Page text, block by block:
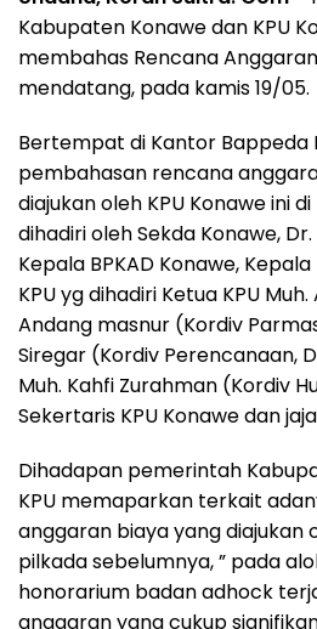
Kabupaten Konawe dan KPU
membahas Rencana
mendatang, pada kamis 19/05.
Bertempat di Kantor Bappeda
pembahasan rencana
diajukan oleh KPU Konawe ini
dihadiri oleh Sekda Konawe,
Kepala BPKAD Konawe,
KPU yg dihadiri Ketua KPU
Andang masnur (Kordiv
Siregar (Kordiv Perencanaan,
Muh. Kahfi Zurahman (Kordiv
Sekertaris KPU Konawe dan
Dihadapan pemerintah
KPU memaparkan terkait
anggaran biaya yang diajukan
pilkada sebelumnya, ” pada
honorarium badan adhock
anggaran yang cukup